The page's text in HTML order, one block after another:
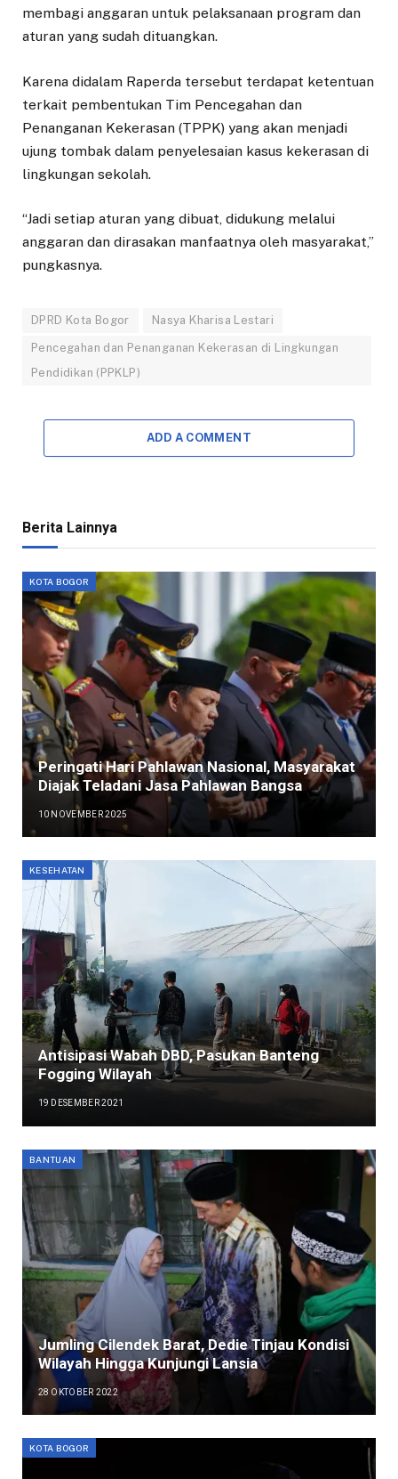
membagi anggaran untuk pelaksanaan program dan
aturan yang sudah dituangkan.
Karena didalam Raperda tersebut terdapat ketentuan
terkait pembentukan Tim Pencegahan dan
Penanganan Kekerasan (TPPK) yang akan menjadi
ujung tombak dalam penyelesaian kasus kekerasan di
lingkungan sekolah.
“Jadi setiap aturan yang dibuat, didukung melalui
anggaran dan dirasakan manfaatnya oleh masyarakat,”
pungkasnya.
DPRD Kota Bogor Nasya Kharisa Lestari
Pencegahan dan Penanganan Kekerasan di Lingkungan
Pendidikan (PPKLP)
ADD A COMMENT
Berita Lainnya
KOTA BOGOR
Peringati Hari Pahlawan Nasional, Masyarakat
Diajak Teladani Jasa Pahlawan Bangsa
10 NOVEMBER 2025
KESEHATAN
Antisipasi Wabah DBD, Pasukan Banteng
Fogging Wilayah
19 DESEMBER 2021
BANTUAN
Jumling Cilendek Barat, Dedie Tinjau Kondisi
Wilayah Hingga Kunjungi Lansia
28 OKTOBER 2022
KOTA BOGOR